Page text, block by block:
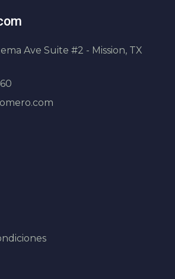
Ave Suite #2 - Mission, TX